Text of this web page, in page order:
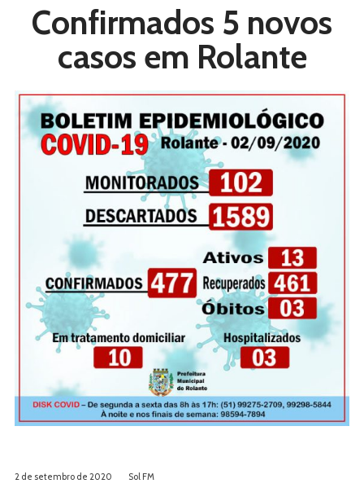
Confirmados 5 novos
casos em Rolante
2 de setembro de 2020 Sol FM